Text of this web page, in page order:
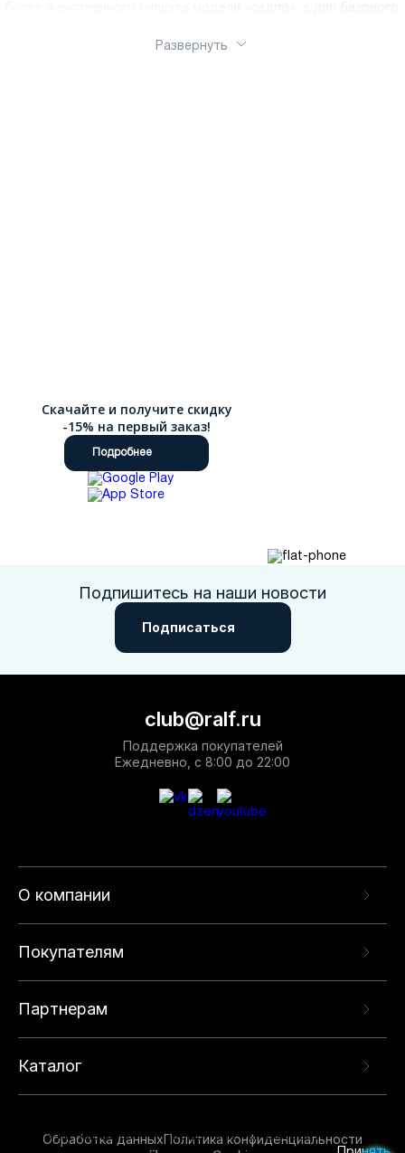
собранных, и в расслабленных сочетаниях. Если нужен
Развернуть
Скачайте и получите скидку
-15% на первый заказ!
Подробнее
Подпишитесь на наши новости
Подписаться
О компании
Покупателям
Партнерам
Каталог
club@ralf.ru
Поддержка покупателей
Ежедневно, с 8:00 до 22:00
Обработка данныхПолитика конфиденциальности
опыта на нашем сайте. Продолжая использовать